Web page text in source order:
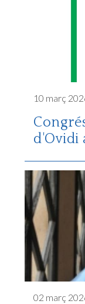
10 març
d'Ovidi
02 març